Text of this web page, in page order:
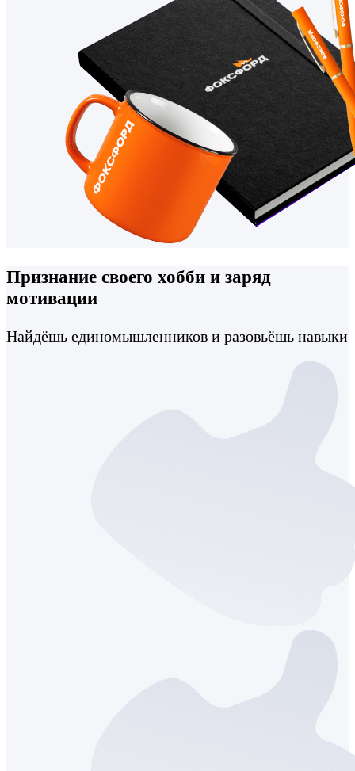
Признание своего хобби и заряд
мотивации
Найдёшь единомышленников и разовьёшь навыки